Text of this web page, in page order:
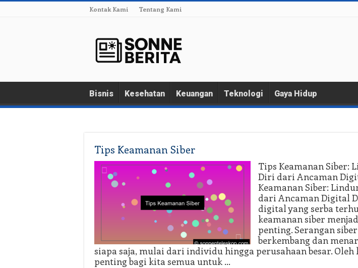
Kontak Kami Tentang Kami
Bisnis Kesehatan Keuangan Teknologi Gaya Hidup
Tips Keamanan Siber
Tips Keamanan Siber:
Diri dari Ancaman
Keamanan Siber:
dari Ancaman Digital
digital yang serba
keamanan siber
penting. Serangan
berkembang dan
siapa saja, mulai dari individu hingga perusahaan besar. Oleh
penting bagi kita semua untuk …